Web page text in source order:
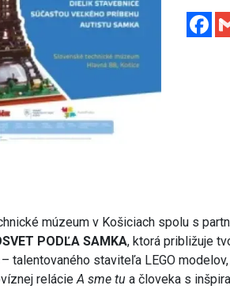
múzeum v Košiciach spolu s
PODĽA SAMKA, ktorá približuje
talentovaného staviteľa LEGO
relácieA sme tu a človeka s